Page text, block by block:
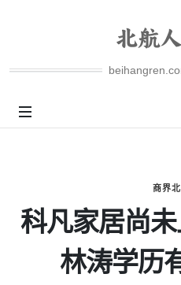
商界
科凡家居尚
林涛学历